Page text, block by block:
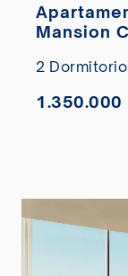
Mansion
2
1.350.000